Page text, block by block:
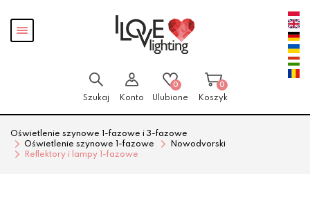
Pokaż
menu
Szukaj Konto
0
Ulubione
0
Koszyk
Oświetlenie szynowe 1-fazowe i 3-fazowe
Oświetlenie szynowe 1-fazowe
Nowodvorski
Reflektory i lampy 1-fazowe